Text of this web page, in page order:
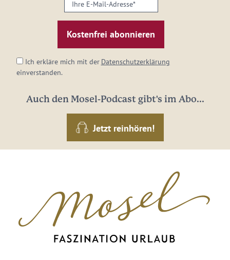
E-
Mail-
Adresse:
Ich erkläre mich mit der Datenschutzerklärung
einverstanden.
Auch den Mosel-Podcast gibt's im Abo...
Jetzt reinhören!